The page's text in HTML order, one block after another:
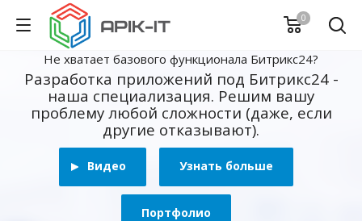
0
Не хватает базового функционала Битрикс24?
Разработка приложений под Битрикс24 -
наша специализация. Решим вашу
проблему любой сложности (даже, если
другие отказывают).
Видео Узнать больше
Портфолио